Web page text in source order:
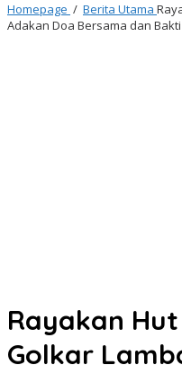
Homepage / Berita Utama
Adakan Doa Bersama dan
Rayakan Hut
Golkar